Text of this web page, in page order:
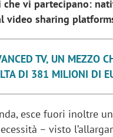
vi partecipano:
video sharing
TV, UN MEZZO
DI 381 MILIONI DI
esce fuori inoltre
– visto